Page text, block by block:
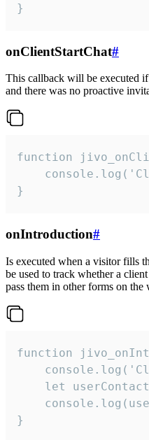
}
onClientStartChat#
This callback will be executed
and there was no proactive
function
}
onIntroduction#
Is executed when a visitor fills
be used to track whether a
pass them in other forms on the
function
let
}